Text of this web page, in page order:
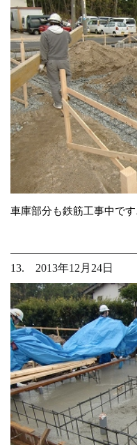
車庫部分も鉄筋工事中です
13. 2013年12月24日